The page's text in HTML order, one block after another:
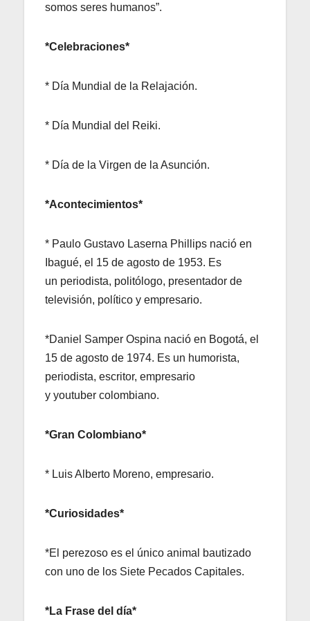
somos seres humanos”.
*Celebraciones*
* Día Mundial de la Relajación.
* Día Mundial del Reiki.
* Día de la Virgen de la Asunción.
*Acontecimientos*
* Paulo Gustavo Laserna Phillips nació en
Ibagué, el 15 de agosto de 1953. Es
un periodista, politólogo, presentador de
televisión, político y empresario.
*Daniel Samper Ospina nació en Bogotá, el
15 de agosto de 1974. Es un humorista,
periodista, escritor, empresario
y youtuber colombiano.
*Gran Colombiano*
* Luis Alberto Moreno, empresario.
*Curiosidades*
*El perezoso es el único animal bautizado
con uno de los Siete Pecados Capitales.
*La Frase del día*